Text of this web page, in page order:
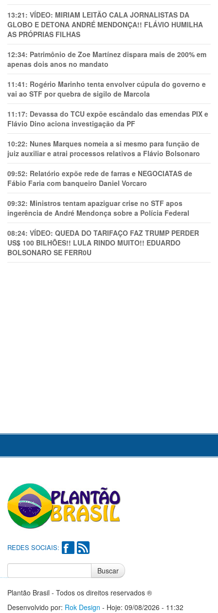
13:21: VÍDEO: MIRIAM LEITÃO CALA JORNALISTAS DA
GLOBO E DETONA ANDRÉ MENDONÇA!! FLÁVIO HUMILHA
AS PRÓPRIAS FILHAS
12:34: Patrimônio de Zoe Martínez dispara mais de 200% em
apenas dois anos no mandato
11:41: Rogério Marinho tenta envolver cúpula do governo e
vai ao STF por quebra de sigilo de Marcola
11:17: Devassa do TCU expõe escândalo das emendas PIX e
Flávio Dino aciona investigação da PF
10:22: Nunes Marques nomeia a si mesmo para função de
juiz auxiliar e atrai processos relativos a Flávio Bolsonaro
09:52: Relatório expõe rede de farras e NEGOCIATAS de
Fábio Faria com banqueiro Daniel Vorcaro
09:32: Ministros tentam apaziguar crise no STF apos
ingerência de André Mendonça sobre a Polícia Federal
08:24: VÍDEO: QUEDA DO TARIFAÇO FAZ TRUMP PERDER
US$ 100 BILHÕES!! LULA RINDO MUITO!! EDUARDO
BOLSONARO SE FERR0U
REDES SOCIAIS:
Buscar
Plantão Brasil - Todos os direitos reservados ®
Desenvolvido por: Rok Design - Hoje: 09/08/2026 - 11:32